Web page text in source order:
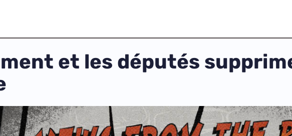
et les députés